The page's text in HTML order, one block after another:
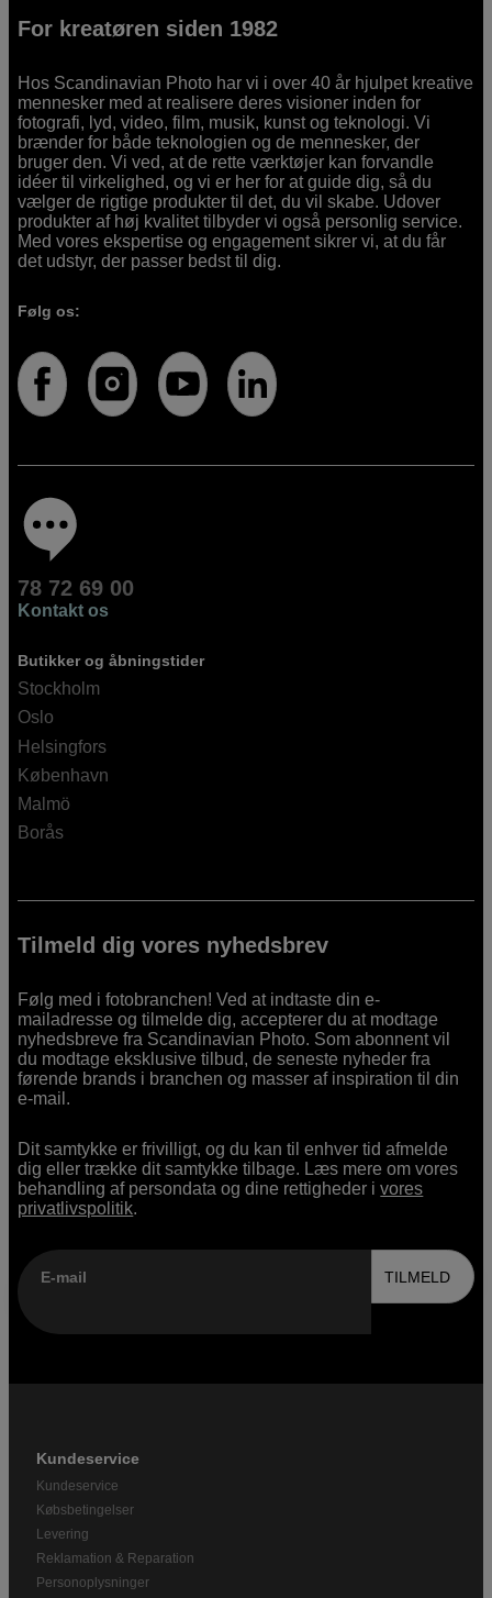
For kreatøren siden 1982
Hos Scandinavian Photo har vi i over 40 år hjulpet kreative
mennesker med at realisere deres visioner inden for
fotografi, lyd, video, film, musik, kunst og teknologi. Vi
brænder for både teknologien og de mennesker, der
bruger den. Vi ved, at de rette værktøjer kan forvandle
idéer til virkelighed, og vi er her for at guide dig, så du
vælger de rigtige produkter til det, du vil skabe. Udover
produkter af høj kvalitet tilbyder vi også personlig service.
Med vores ekspertise og engagement sikrer vi, at du får
det udstyr, der passer bedst til dig.
Følg os:
78 72 69 00
Kontakt os
Butikker og åbningstider
Stockholm
Oslo
Helsingfors
København
Malmö
Borås
Tilmeld dig vores nyhedsbrev
Følg med i fotobranchen! Ved at indtaste din e-
mailadresse og tilmelde dig, accepterer du at modtage
nyhedsbreve fra Scandinavian Photo. Som abonnent vil
du modtage eksklusive tilbud, de seneste nyheder fra
førende brands i branchen og masser af inspiration til din
e-mail.
Dit samtykke er frivilligt, og du kan til enhver tid afmelde
dig eller trække dit samtykke tilbage. Læs mere om vores
behandling af persondata og dine rettigheder ivores
privatlivspolitik.
E-mail TILMELD
Kundeservice
Kundeservice
Købsbetingelser
Levering
Reklamation & Reparation
Personoplysninger